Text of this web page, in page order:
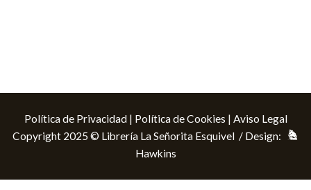
Política de Privacidad| Política de Cookies | Aviso Legal
Copyright 2025 © Librería La Señorita Esquivel / Design:
Hawkins